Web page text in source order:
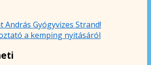
András Gyógyvizes Strand!
a kemping nyitásáról